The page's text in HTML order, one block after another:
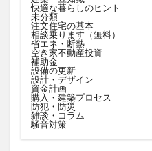
快適な暮らしのヒント
未分類
注文住宅の基本
相談乗ります（無料）
省エネ・断熱
空き家不動産投資
補助金
設備の更新
設計・デザイン
資金計画
購入・建築プロセス
防犯・防災
雑談・コラム
騒音対策